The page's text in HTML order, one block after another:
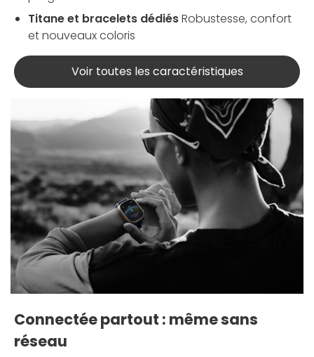
Titane et bracelets dédiésRobustesse, confort
et nouveaux coloris
Voir toutes les caractéristiques
Connectée partout : même sans
réseau